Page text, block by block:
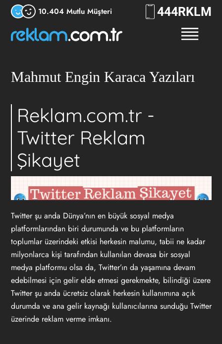
10.404 Mutlu Müşteri 4447556
Mahmut Engin Karaca Yazıları
Reklam.com.tr -
Twitter Reklam
Şikayet
Twitter şu anda Dünya’nın en büyük sosyal medya
platformlarından biri durumunda ve bu platformların
toplumlar üzerindeki etkisi herkesin malumu, tabii ne kadar
milyonlarca kişi tarafından kullanılan devasa bir sosyal
medya platformu olsa da, Twitter’ın da yaşamına devam
edebilmesi için gelir elde etmesi gerekmekte, bilindiği üzere
Twitter şu anda ücretsiz olarak herkesin kullanımına açık
durumda ve ana gelir kaynağı kullanıcılarına sunduğu Twitter
üzerinde reklam verme imkanı.